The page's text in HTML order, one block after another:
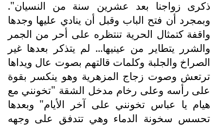
ذكرى زواجنا بعد عشرين سنة من النسيان".
وبمجرد أن فتح الباب وقبل أن ينادي عليها وجدها
واقفة كتمثال الحرية تنتظره على أحر من الجمر
والشرر يتطاير من عينيها... لم يتذكر بعدها غير
الصراخ والجلبة وكلمات قالتهم بصوت عال ويداها
ترتعش وصوت زجاج المزهرية وهو ينكسر بقوة
على رأسه وعلى رخام مدخل الشقة "تخونني مع
هيام يا عباس تخونني على آخر الأيام" وبعدها
تحسس سخونة الدماء وهي تتدفق على وجهه